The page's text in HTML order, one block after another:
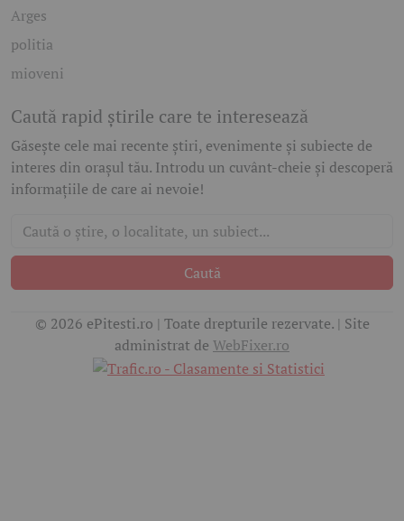
Arges
politia
mioveni
Caută rapid știrile care te interesează
Găsește cele mai recente știri, evenimente și subiecte de
interes din orașul tău. Introdu un cuvânt-cheie și descoperă
informațiile de care ai nevoie!
Caută
© 2026 ePitesti.ro | Toate drepturile rezervate. | Site
administrat de WebFixer.ro